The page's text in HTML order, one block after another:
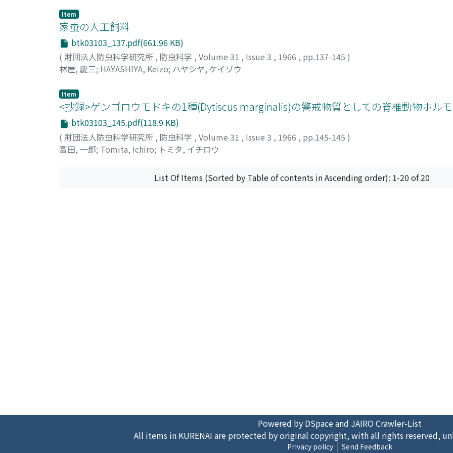
Item
家蚕の人工飼料
btk03103_137.pdf(661.96 KB)
( 財団法人防虫科学研究所 , 防虫科学 , Volume 31 , Issue 3 , 1966 , pp.137-145 )
林屋, 慶三; HAYASHIYA, Keizo; ハヤシヤ, ケイゾウ
Item
<抄録>ゲンゴロウモドキの1種(Dytiscus marginalis)の警戒物質としての脊椎動物ホル
btk03103_145.pdf(118.9 KB)
( 財団法人防虫科学研究所 , 防虫科学 , Volume 31 , Issue 3 , 1966 , pp.145-145 )
富田, 一郎; Tomita, Ichiro; トミタ, イチロウ
List Of Items (Sorted by Table of contents in Ascending order): 1-20 of 20
Powered by DSpace and JAIRO Crawler-List
All items in KURENAI are protected by original copyright, with all rights reserved,
Privacy policy Send Feedback